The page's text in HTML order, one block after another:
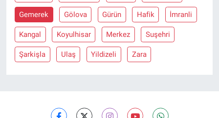
Gemerek Gölova Gürün Hafik İmranli
Kangal Koyulhisar Merkez Suşehri
Şarkişla Ulaş Yildizeli Zara